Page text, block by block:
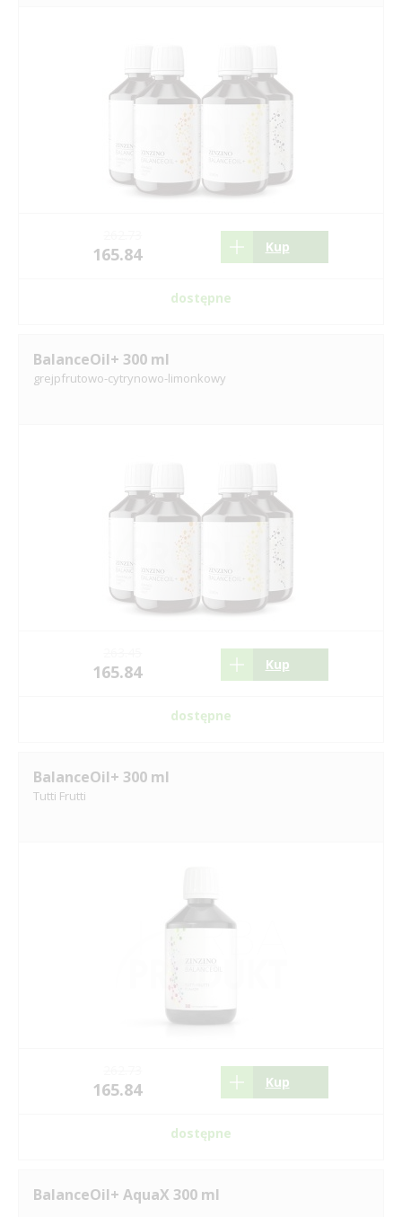
165.84 Kup
dostępne
BalanceOil+ 300 ml
grejpfrutowo-cytrynowo-limonkowy
165.84 Kup
dostępne
BalanceOil+ 300 ml
Tutti Frutti
165.84 Kup
dostępne
BalanceOil+ AquaX 300 ml